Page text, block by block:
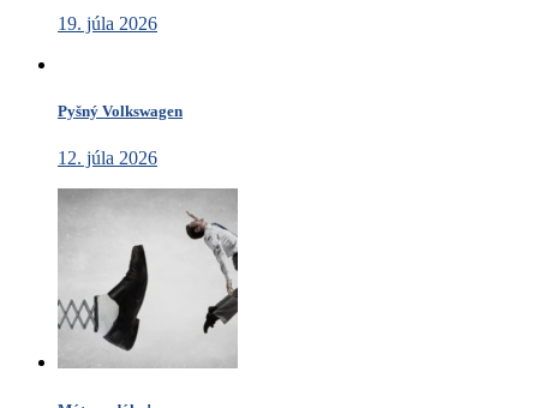
19. júla 2026
Pyšný Volkswagen
12. júla 2026